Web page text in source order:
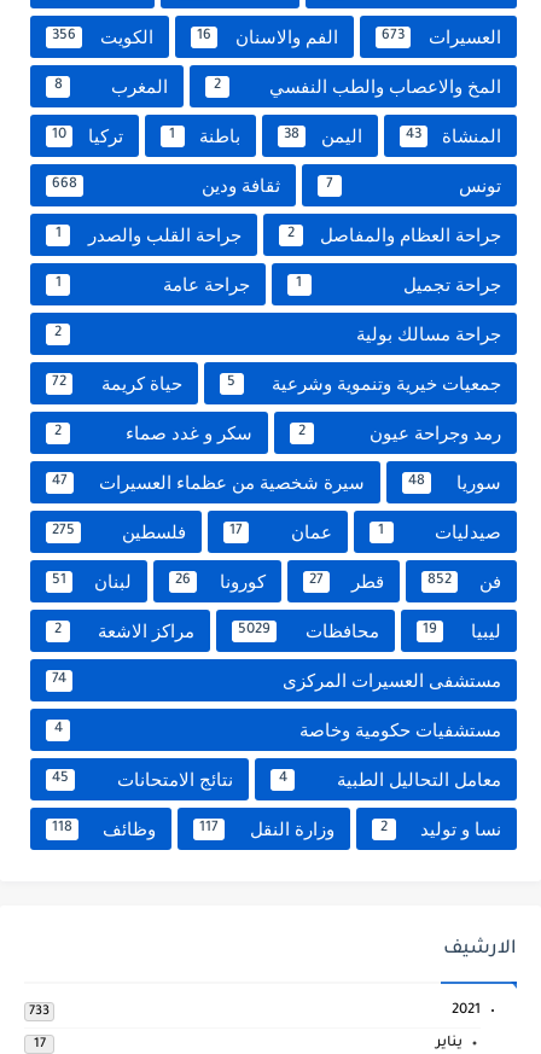
العسيرات 673 الفم والاسنان 16 الكويت 356
المخ والاعصاب والطب النفسي 2 المغرب 8
المنشاة 43 اليمن 38 باطنة 1 تركيا 10
تونس 7 ثقافة ودين 668
جراحة العظام والمفاصل 2 جراحة القلب والصدر 1
جراحة تجميل 1 جراحة عامة 1
جراحة مسالك بولية 2
جمعيات خيرية وتنموية وشرعية 5 حياة كريمة 72
رمد وجراحة عيون 2 سكر و غدد صماء 2
سوريا 48 سيرة شخصية من عظماء العسيرات 47
صيدليات 1 عمان 17 فلسطين 275
فن 852 قطر 27 كورونا 26 لبنان 51
ليبيا 19 محافظات 5029 مراكز الاشعة 2
مستشفى العسيرات المركزى 74
مستشفيات حكومية وخاصة 4
معامل التحاليل الطبية 4 نتائج الامتحانات 45
نسا و توليد 2 وزارة النقل 117 وظائف 118
الارشيف
2021
733
يناير 17